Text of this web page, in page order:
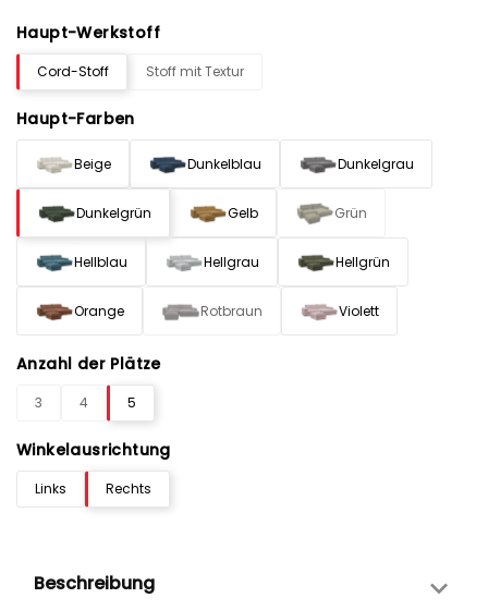
Haupt-Werkstoff
Cord-Stoff Stoff mit Textur
Haupt-Farben
Beige Dunkelblau Dunkelgrau
Dunkelgrün Gelb Grün
Hellblau Hellgrau Hellgrün
Orange Rotbraun Violett
Anzahl der Plätze
3 4 5
Winkelausrichtung
Links Rechts
Beschreibung